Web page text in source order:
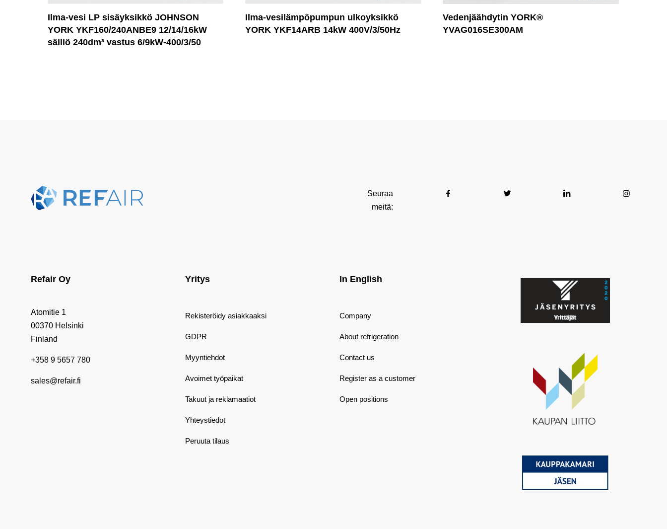
Ilma-vesi LP sisäyksikkö JOHNSON
YORK YKF160/240ANBE9 12/14/16kW
säiliö 240dm³ vastus 6/9kW-400/3/50
Ilma-vesilämpöpumpun ulkoyksikkö
YORK YKF14ARB 14kW 400V/3/50Hz
Vedenjäähdytin YORK®
YVAG016SE300AM
Seuraa
meitä:
Refair Oy
Atomitie 1
00370 Helsinki
Finland
+358 9 5657 780
sales@refair.fi
Yritys
Rekisteröidy asiakkaaksi
GDPR
Myyntiehdot
Avoimet työpaikat
Takuut ja reklamaatiot
Yhteystiedot
Peruuta tilaus
In English
Company
About refrigeration
Contact us
Register as a customer
Open positions